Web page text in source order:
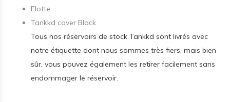
Flotte
Tankkd cover Black
Tous nos réservoirs de stock Tankkd sont livrés avec
notre étiquette dont nous sommes très fiers, mais bien
sûr, vous pouvez également les retirer facilement sans
endommager le réservoir.